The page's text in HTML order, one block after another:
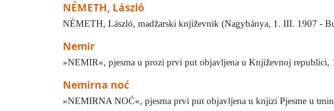
NÉMETH, László
NÉMETH, László, madžarski književnik (Nagybánya, 1. III. 1907 -
Nemir
»NEMIR«, pjesma u prozi prvi put objavljena u Književnoj republici,
Nemirna noć
»NEMIRNA NOĆ«, pjesma prvi put objavljena u knjizi Pjesme u